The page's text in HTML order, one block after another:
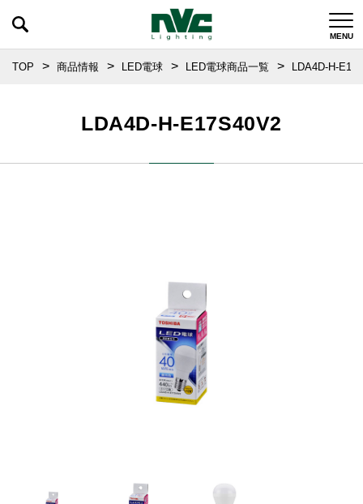
TOP 商品情報 LED電球 LED電球商品一覧 LDA4D-H-
LDA4D-H-E17S40V2